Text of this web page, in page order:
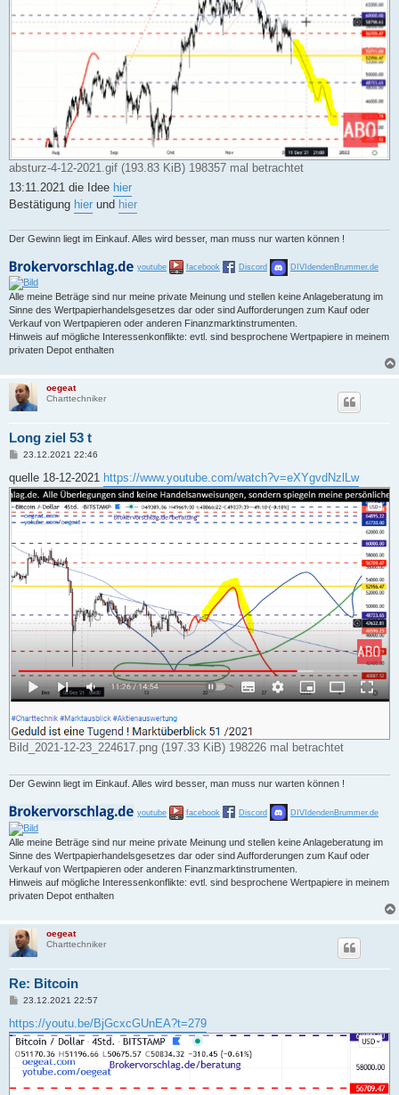
absturz-4-12-2021.gif (193.83 KiB) 198357 mal betrachtet
13:11.2021 die Idee hier
Bestätigung hier und hier
Der Gewinn liegt im Einkauf. Alles wird besser, man muss nur warten können !
youtube facebook Discord DIVIdendenBrummer.de
Alle meine Beträge sind nur meine private Meinung und stellen keine Anlageberatung im
Sinne des Wertpapierhandelsgesetzes dar oder sind Aufforderungen zum Kauf oder
Verkauf von Wertpapieren oder anderen Finanzmarktinstrumenten.
Hinweis auf mögliche Interessenkonflikte: evtl. sind besprochene Wertpapiere in meinem
privaten Depot enthalten
oegeat
Charttechniker
Long ziel 53 t
B
i
t
r
a
g
23.12.2021 22:46
quelle 18-12-2021 https://www.youtube.com/watch?v=eXYgvdNzlLw
Bild_2021-12-23_224617.png (197.33 KiB) 198226 mal betrachtet
Der Gewinn liegt im Einkauf. Alles wird besser, man muss nur warten können !
youtube facebook Discord DIVIdendenBrummer.de
Alle meine Beträge sind nur meine private Meinung und stellen keine Anlageberatung im
Sinne des Wertpapierhandelsgesetzes dar oder sind Aufforderungen zum Kauf oder
Verkauf von Wertpapieren oder anderen Finanzmarktinstrumenten.
Hinweis auf mögliche Interessenkonflikte: evtl. sind besprochene Wertpapiere in meinem
privaten Depot enthalten
oegeat
Charttechniker
Re: Bitcoin
B
i
t
r
a
g
23.12.2021 22:57
https://youtu.be/BjGcxcGUnEA?t=279